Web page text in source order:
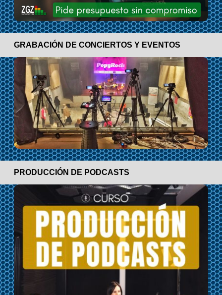
GRABACIÓN DE CONCIERTOS Y EVENTOS
PRODUCCIÓN DE PODCASTS